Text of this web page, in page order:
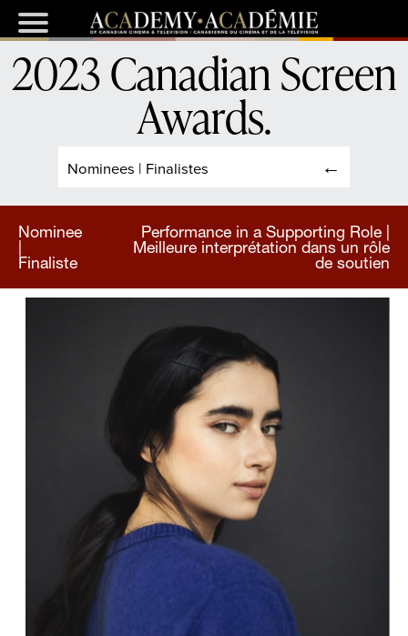
Nominees | Finalistes
2023 Canadian Screen
Awards.
Nominee
Finaliste
Performance in a Supporting Role |
Meilleure interprétation dans un rôle
de soutien